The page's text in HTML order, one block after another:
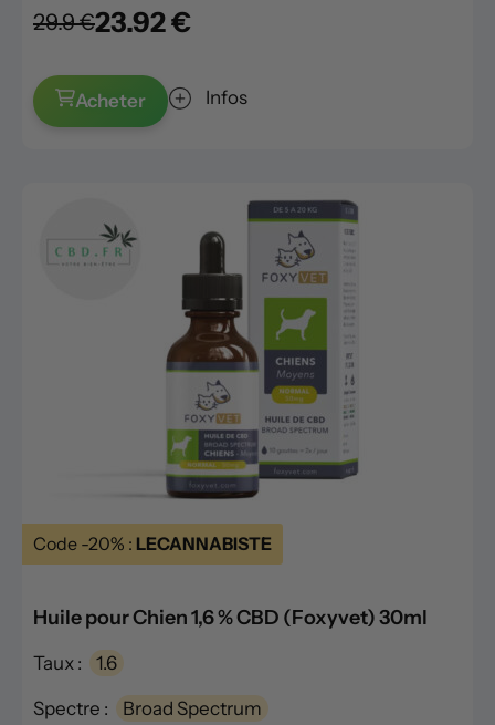
29.9 €23.92 €
Acheter Infos
Code -20% : LECANNABISTE
Huile pour Chien 1,6 % CBD (Foxyvet) 30ml
Taux : 1.6
Spectre : Broad Spectrum